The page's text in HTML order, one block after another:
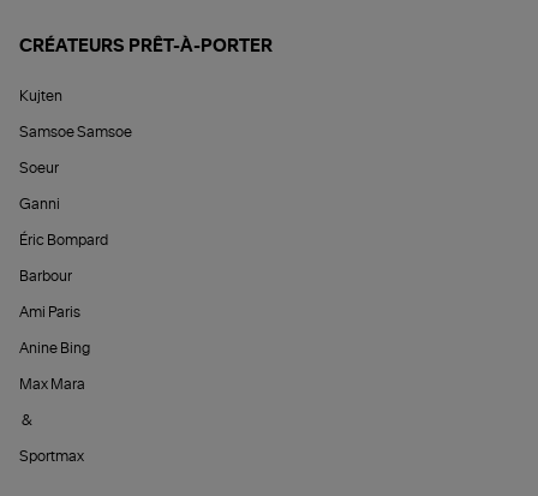
CRÉATEURS PRÊT-À-PORTER
Kujten
Samsoe Samsoe
Soeur
Ganni
Éric Bompard
Barbour
Ami Paris
Anine Bing
Max Mara
&
Sportmax